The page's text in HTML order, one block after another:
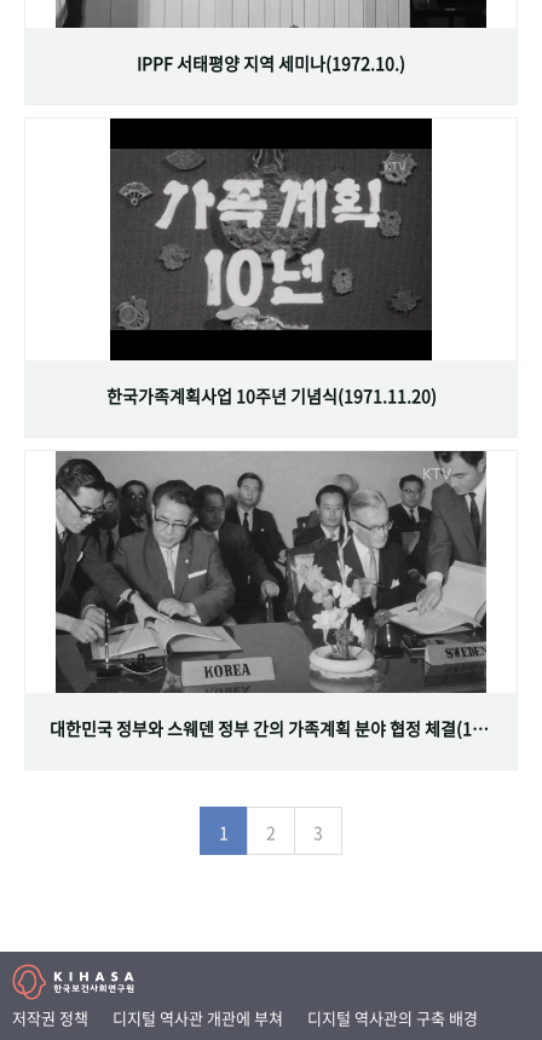
IPPF 서태평양 지역 세미나(1972.10.)
한국가족계획사업 10주년 기념식(1971.11.20)
대한민국 정부와 스웨덴 정부 간의 가족계획 분야 협정 체결(1968.07.12)
1 2 3
저작권 정책 디지털 역사관 개관에 부쳐
디지털 역사관의 구축 배경